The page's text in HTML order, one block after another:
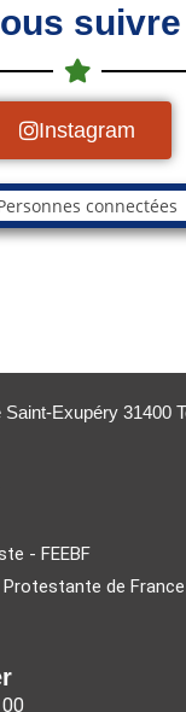
suivre
Instagram
Saint-Exupéry 31400
- FEEBF
de France